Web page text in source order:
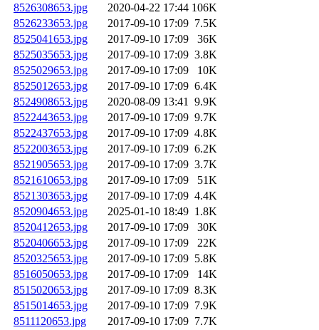
8526308653.jpg
2020-04-22 17:44 106K
8526233653.jpg
2017-09-10 17:09 7.5K
8525041653.jpg
2017-09-10 17:09
36K
8525035653.jpg
2017-09-10 17:09 3.8K
8525029653.jpg
2017-09-10 17:09
10K
8525012653.jpg
2017-09-10 17:09 6.4K
8524908653.jpg
2020-08-09 13:41 9.9K
8522443653.jpg
2017-09-10 17:09 9.7K
8522437653.jpg
2017-09-10 17:09 4.8K
8522003653.jpg
2017-09-10 17:09 6.2K
8521905653.jpg
2017-09-10 17:09 3.7K
8521610653.jpg
2017-09-10 17:09
51K
8521303653.jpg
2017-09-10 17:09 4.4K
8520904653.jpg
2025-01-10 18:49 1.8K
8520412653.jpg
2017-09-10 17:09
30K
8520406653.jpg
2017-09-10 17:09
22K
8520325653.jpg
2017-09-10 17:09 5.8K
8516050653.jpg
2017-09-10 17:09
14K
8515020653.jpg
2017-09-10 17:09 8.3K
8515014653.jpg
2017-09-10 17:09 7.9K
8511120653.jpg
2017-09-10 17:09 7.7K